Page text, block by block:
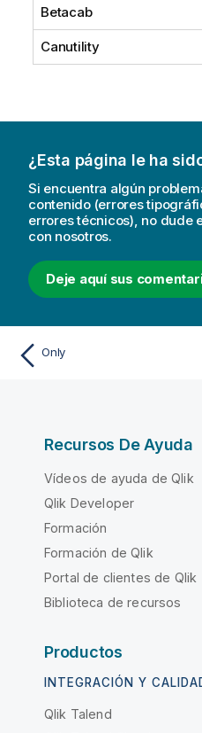
Betacab
Canutility
¿Esta página le ha
Si encuentra algún
contenido (errores
errores técnicos), no dude
con nosotros.
Deje aquí sus
Only
Recursos De Ayuda
Vídeos de ayuda de Qlik
Qlik Developer
Formación
Formación de Qlik
Portal de clientes de Qlik
Biblioteca de recursos
Productos
INTEGRACIÓN Y
Qlik Talend